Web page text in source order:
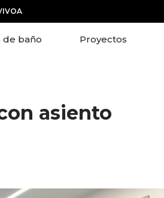
de baño Proyectos
asiento